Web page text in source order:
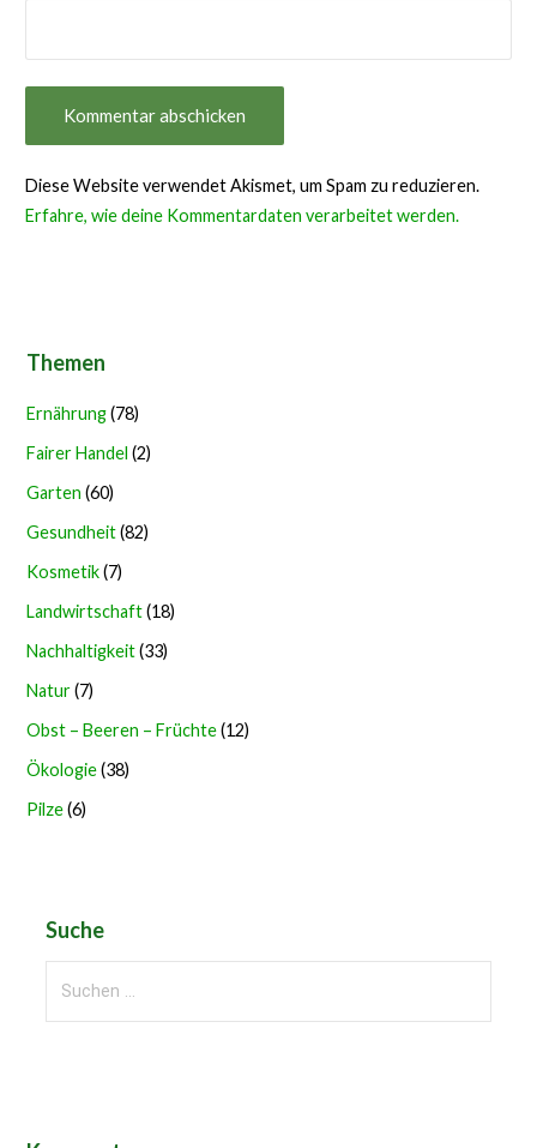
Diese Website verwendet Akismet, um Spam zu reduzieren.
Erfahre, wie deine Kommentardaten verarbeitet werden.
Themen
Ernährung(78)
Fairer Handel (2)
Garten (60)
Gesundheit(82)
Kosmetik(7)
Landwirtschaft(18)
Nachhaltigkeit(33)
Natur(7)
Obst – Beeren – Früchte(12)
Ökologie(38)
Pilze(6)
Suche